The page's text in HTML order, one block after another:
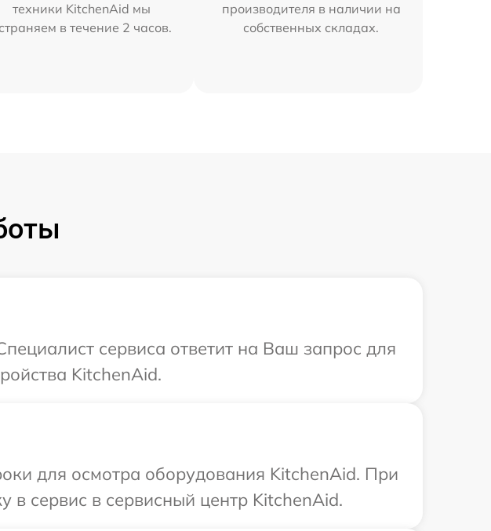
техники KitchenAid мы
в течение 2 часов.
производителя в наличии на
собственных складах.
сервиса ответит на Ваш запрос для
KitchenAid.
для осмотра оборудования KitchenAid. При
в сервис в сервисный центр KitchenAid.